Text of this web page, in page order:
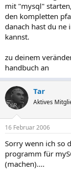
mit "mysql"
den kompletten
danach hast du ne
kannst.
zu deinem
handbuch an
Tar
Aktives
16 Februar 2006
Sorry wenn ich so
programm für
(machen)....